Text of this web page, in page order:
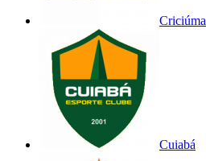
Criciúma
Cuiabá